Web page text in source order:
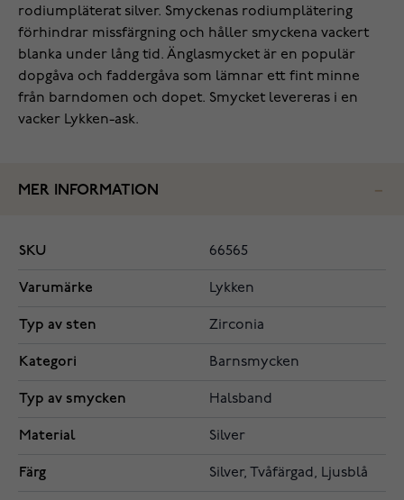
rodiumpläterat silver. Smyckenas rodiumplätering
förhindrar missfärgning och håller smyckena vackert
blanka under lång tid. Änglasmycket är en populär
dopgåva och faddergåva som lämnar ett fint minne
från barndomen och dopet. Smycket levereras i en
vacker Lykken-ask.
MER INFORMATION
SKU 66565
Varumärke Lykken
Typ av sten Zirconia
Kategori Barnsmycken
Typ av smycken Halsband
Material Silver
Färg Silver, Tvåfärgad, Ljusblå